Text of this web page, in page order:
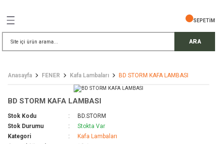
ARA
/ Başlık
SEPETİM
Anasayfa FENER Kafa Lambaları BD STORM KAFA LAMBASI
BD STORM KAFA LAMBASI
Stok Kodu
BD.STORM
Stok Durumu
Stokta Var
Kategori
Kafa Lambaları